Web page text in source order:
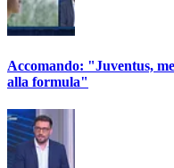
Accomando: "Juventus,
alla formula"